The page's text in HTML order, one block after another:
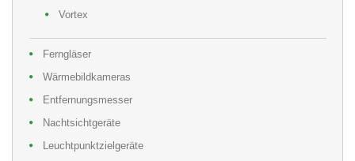
Vortex
Ferngläser
Wärmebildkameras
Entfernungsmesser
Nachtsichtgeräte
Leuchtpunktzielgeräte